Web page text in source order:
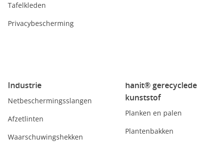
Tafelkleden
Privacybescherming
Industrie
Netbeschermingsslangen
Afzetlinten
Waarschuwingshekken
hanit® gerecyclede
kunststof
Planken en palen
Plantenbakken